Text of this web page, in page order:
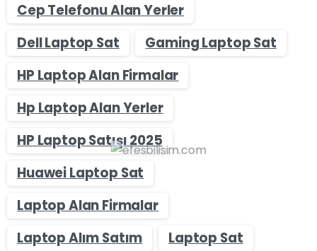
Cep Telefonu Alan Yerler
Dell Laptop Sat
Gaming Laptop Sat
HP Laptop Alan Firmalar
Hp Laptop Alan Yerler
HP Laptop Satışı 2025
Huawei Laptop Sat
Laptop Alan Firmalar
Laptop Alım Satım
Laptop Sat